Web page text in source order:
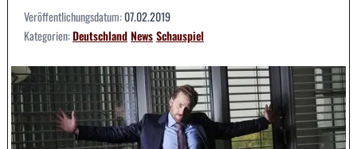
Veröffentlichungsdatum:07.02.2019
Kategorien:DeutschlandNewsSchauspiel